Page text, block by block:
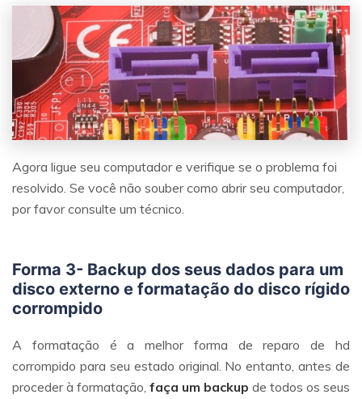
Agora ligue seu computador e verifique se o problema foi
resolvido. Se você não souber como abrir seu computador,
por favor consulte um técnico.
Forma 3- Backup dos seus dados para um
disco externo e formatação do disco rígido
corrompido
A formatação é a melhor forma de reparo de hd
corrompido para seu estado original. No entanto, antes de
proceder à formatação, faça um backup de todos os seus